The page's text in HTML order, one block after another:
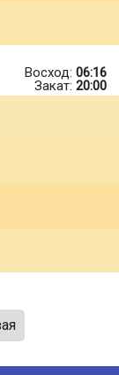
Восход: 06:16
Закат: 20:00